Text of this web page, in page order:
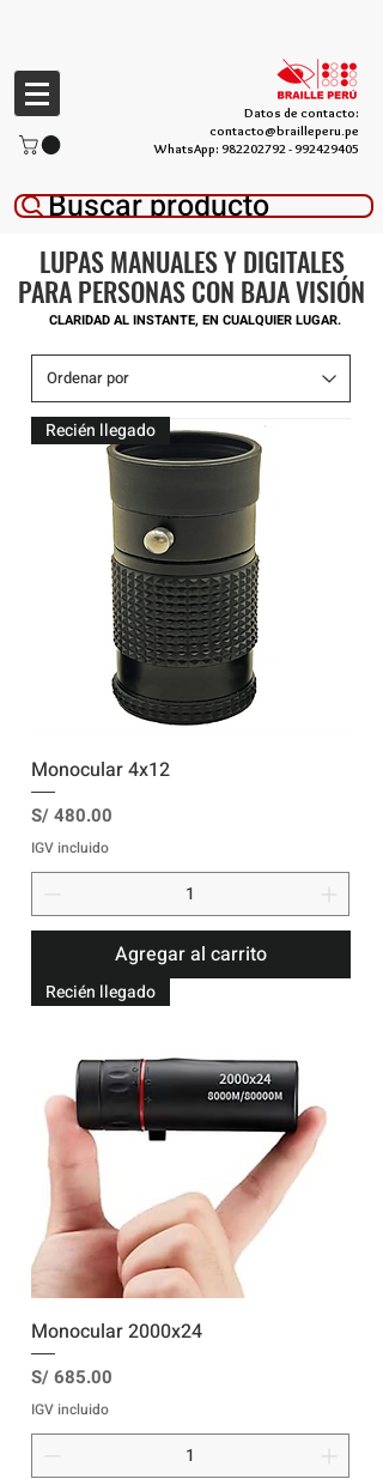
Datos de contacto:
contacto@brailleperu.pe
WhatsApp: 982202792- 992429405
Buscar producto
LUPAS MANUALES Y DIGITALES
PARA PERSONAS CON BAJA VISIÓN
CLARIDAD AL INSTANTE, EN CUALQUIER LUGAR.
Recién llegado
Monocular 4x12
Precio
S/ 480.00
IGV incluido
Agregar al carrito
Recién llegado
Monocular 2000x24
Precio
S/ 685.00
IGV incluido